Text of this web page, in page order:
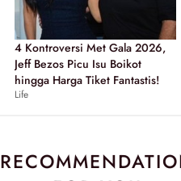
4 Kontroversi Met Gala 2026,
Jeff Bezos Picu Isu Boikot
hingga Harga Tiket Fantastis!
Life